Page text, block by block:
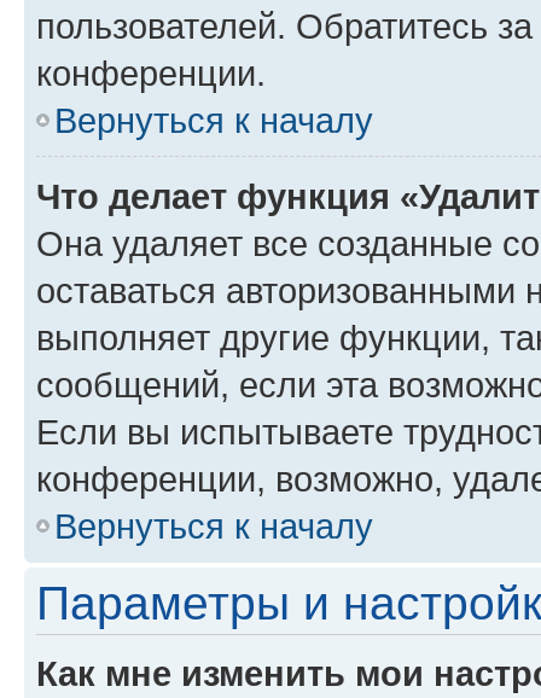
пользователей. Обратитесь
конференции.
Вернуться к началу
Что делает функция
Она удаляет все созданные
оставаться авторизованными
выполняет другие функции,
сообщений, если эта
Если вы испытываете
конференции, возможно,
Вернуться к началу
Параметры и
Как мне изменить мои